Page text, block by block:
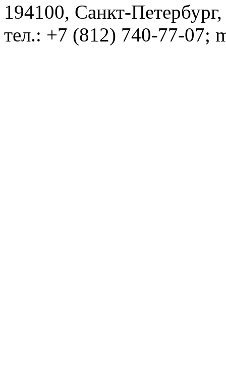
194100, Санкт-
тел.: +7 (812) 740-77-07;